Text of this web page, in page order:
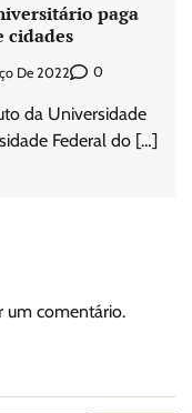
paga
cidades
De 2022 0
da Universidade
Federal do […]
um comentário.